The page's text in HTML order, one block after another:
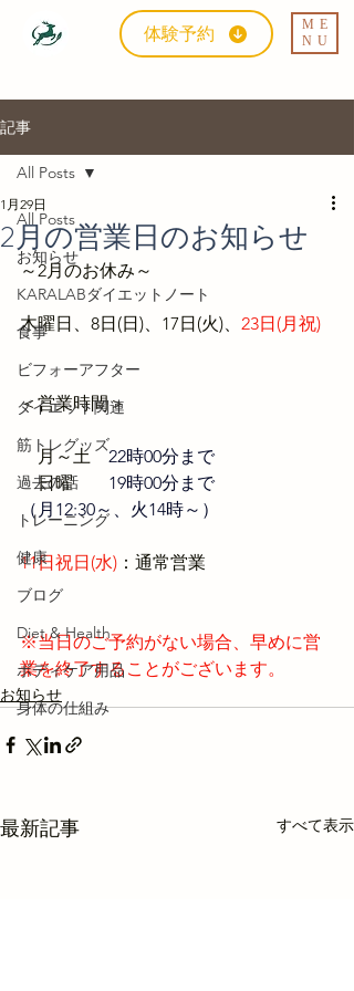
体験予約
ME
NU
記事
All Posts
お知らせ
KARALABダイエットノート
食事
ビフォーアフター
ダイエット関連
筋トレグッズ
過去の話
トレーニング
健康
ブログ
Diet & Health
ボディケア用品
身体の仕組み
All Posts
2月の営業日のお知らせ
1月29日
～2月のお休み～
木曜日、 8日(日)、17日(火)、 23日(月祝)
＜営業時間＞
月～土 22時00分まで
日曜
19時00分まで
（月12:30～、火14時～）
11日祝日(水) ：通常営業
※当日のご予約がない場合、早めに営
業を終了することがございます。
お知らせ
最新記事 すべて表示